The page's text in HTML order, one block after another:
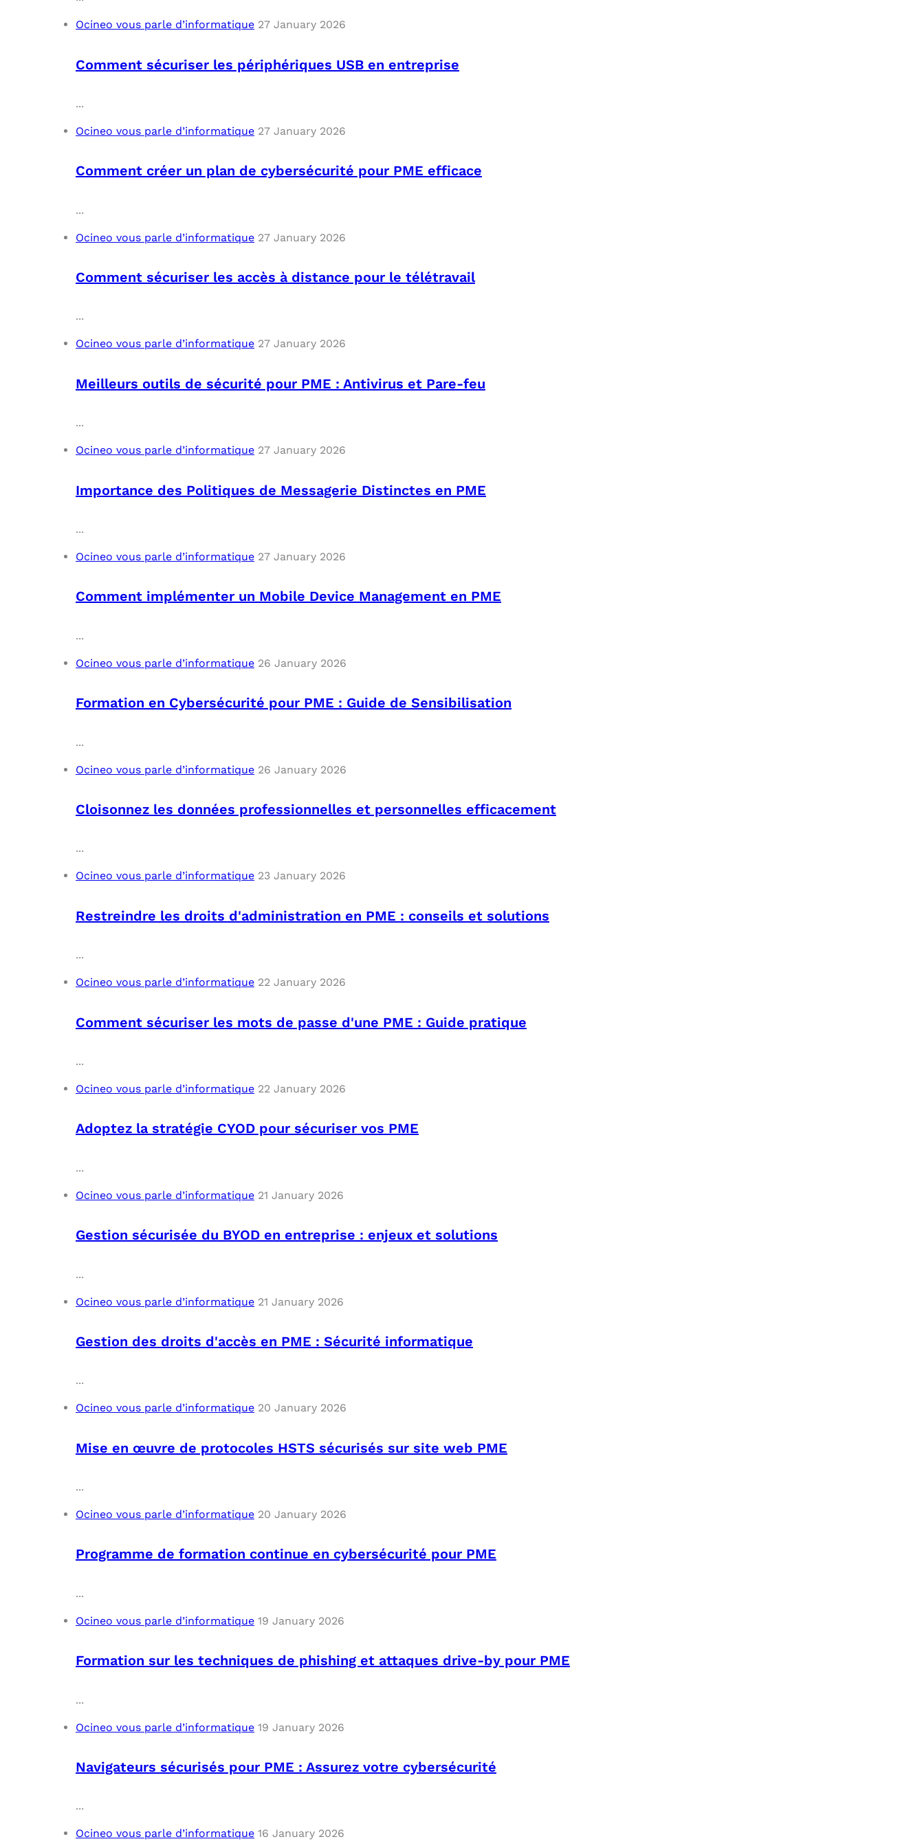
Ocineo vous parle d’informatique 27 January 2026
Comment sécuriser les périphériques USB en entreprise
...
Ocineo vous parle d’informatique 27 January 2026
Comment créer un plan de cybersécurité pour PME efficace
...
Ocineo vous parle d’informatique 27 January 2026
Comment sécuriser les accès à distance pour le télétravail
...
Ocineo vous parle d’informatique 27 January 2026
Meilleurs outils de sécurité pour PME : Antivirus et Pare-feu
...
Ocineo vous parle d’informatique 27 January 2026
Importance des Politiques de Messagerie Distinctes en PME
...
Ocineo vous parle d’informatique 27 January 2026
Comment implémenter un Mobile Device Management en PME
...
Ocineo vous parle d’informatique 26 January 2026
Formation en Cybersécurité pour PME : Guide de Sensibilisation
...
Ocineo vous parle d’informatique 26 January 2026
Cloisonnez les données professionnelles et personnelles efficacement
...
Ocineo vous parle d’informatique 23 January 2026
Restreindre les droits d'administration en PME : conseils et solutions
...
Ocineo vous parle d’informatique 22 January 2026
Comment sécuriser les mots de passe d'une PME : Guide pratique
...
Ocineo vous parle d’informatique 22 January 2026
Adoptez la stratégie CYOD pour sécuriser vos PME
...
Ocineo vous parle d’informatique 21 January 2026
Gestion sécurisée du BYOD en entreprise : enjeux et solutions
...
Ocineo vous parle d’informatique 21 January 2026
Gestion des droits d'accès en PME : Sécurité informatique
...
Ocineo vous parle d’informatique 20 January 2026
Mise en œuvre de protocoles HSTS sécurisés sur site web PME
...
Ocineo vous parle d’informatique 20 January 2026
Programme de formation continue en cybersécurité pour PME
...
Ocineo vous parle d’informatique 19 January 2026
Formation sur les techniques de phishing et attaques drive-by pour PME
...
Ocineo vous parle d’informatique 19 January 2026
Navigateurs sécurisés pour PME : Assurez votre cybersécurité
...
Ocineo vous parle d’informatique 16 January 2026